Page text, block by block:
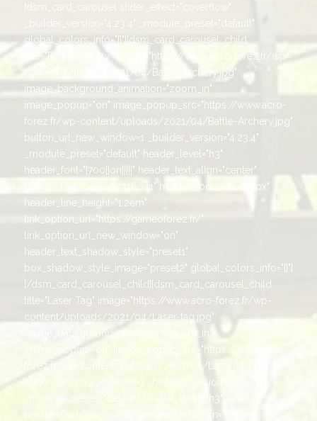
[dsm_card_carousel slider_effect="coverflow"
_builder_version="4.23.4" _module_preset="default"
global_colors_info="{}"][dsm_card_carousel_child
title="Battle archery" image="https://www.acro-forez.fr/wp-
content/uploads/2021/04/Battle-Archery.jpg"
image_background_animation="zoom_in"
image_popup="on" image_popup_src="https://www.acro-
forez.fr/wp-content/uploads/2021/04/Battle-Archery.jpg"
button_url_new_window=1 _builder_version="4.23.4"
_module_preset="default" header_level="h3"
header_font="|700||on|||||" header_text_align="center"
header_text_color="#316041" header_font_size="24px"
header_line_height="1.2em"
link_option_url="https://gameoforez.fr/"
link_option_url_new_window="on"
header_text_shadow_style="preset1"
box_shadow_style_image="preset2" global_colors_info="{}"]
[/dsm_card_carousel_child][dsm_card_carousel_child
title="Laser Tag" image="https://www.acro-forez.fr/wp-
content/uploads/2021/04/Laser-tag.jpg"
image_background_animation="zoom_in"
image_popup="on" image_popup_src="https://www.acro-
forez.fr/wp-content/uploads/2021/04/Laser-tag.jpg"
button_url_new_window=1 _builder_version=4.16
_module_preset="default" header_level="h3"
header_font="|700||on|||||" header_text_align="center"